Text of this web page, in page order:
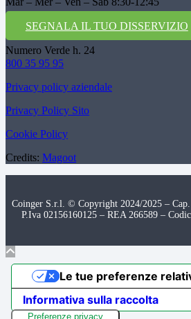
SEGNALA IL TUO DISSERVIZIO
Numero Verde h. 24
800 35 95 95
Privacy policy aziendale
Privacy Policy Sito
Cookie Policy
Credits: Magoot
Coinger S.r.l. © Copyright 2024/2025 –
P.Iva 02156160125 – REA 266589 –
Informativa sulla raccolta
Le tue preferenze